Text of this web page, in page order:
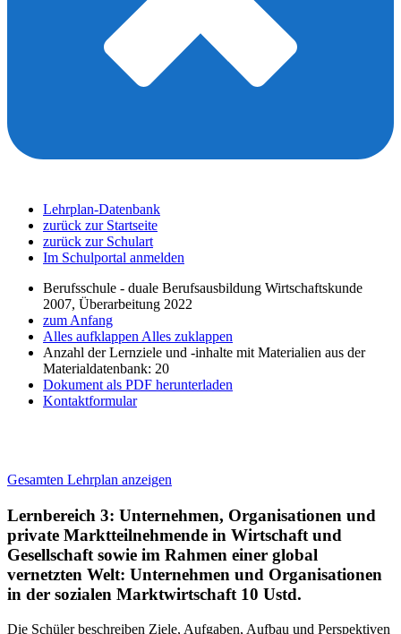
Lehrplan-Datenbank
zurück zur Startseite
zurück zur Schulart
Im Schulportal anmelden
Berufsschule - duale Berufsausbildung Wirtschaftskunde
2007, Überarbeitung 2022
zum Anfang
Alles aufklappen Alles zuklappen
Anzahl der Lernziele und -inhalte mit Materialien aus der
Materialdatenbank: 20
Dokument als PDF herunterladen
Kontaktformular
Gesamten Lehrplan anzeigen
Lernbereich 3: Unternehmen, Organisationen und
private Marktteilnehmende in Wirtschaft und
Gesellschaft sowie im Rahmen einer global
vernetzten Welt: Unternehmen und Organisationen
in der sozialen Marktwirtschaft 10 Ustd.
Die Schüler beschreiben Ziele, Aufgaben, Aufbau und Perspektiven